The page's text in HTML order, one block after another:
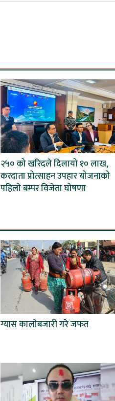
२५० को खरिदले दिलायो १० लाख,
करदाता प्रोत्साहन उपहार योजनाको
पहिलो बम्पर विजेता घोषणा
ग्यास कालोबजारी गरे जफत